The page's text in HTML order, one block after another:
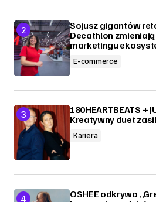
Sojusz gigantów
Decathlon zmieniają
marketingu
E-commerce
180HEARTBEATS +
Kreatywny duet
Kariera
OSHEE odkrywa